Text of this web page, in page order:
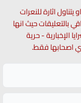
اثارة للنعرات
بالتعليقات حيث انها
الإخبارية - حرية
اصحابها فقط.